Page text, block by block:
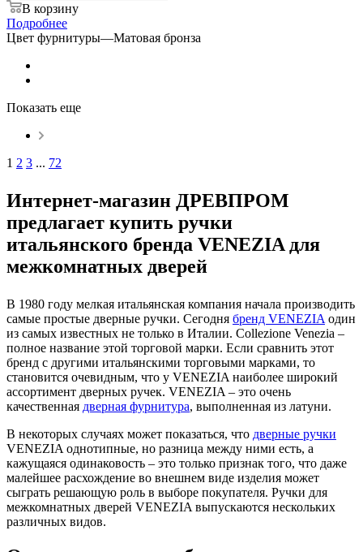
В корзину
Подробнее
Цвет фурнитуры—Матовая бронза
Показать еще
1 2 3 ... 72
Интернет-магазин ДРЕВПРОМ
предлагает купить ручки
итальянского бренда VENEZIA для
межкомнатных дверей
В 1980 году мелкая итальянская компания начала производить
самые простые дверные ручки. Сегодня бренд VENEZIA один
из самых известных не только в Италии. Collezione Venezia –
полное название этой торговой марки. Если сравнить этот
бренд с другими итальянскими торговыми марками, то
становится очевидным, что у VENEZIA наиболее широкий
ассортимент дверных ручек. VENEZIA – это очень
качественная дверная фурнитура, выполненная из латуни.
В некоторых случаях может показаться, что дверные ручки
VENEZIA однотипные, но разница между ними есть, а
кажущаяся одинаковость – это только признак того, что даже
малейшее расхождение во внешнем виде изделия может
сыграть решающую роль в выборе покупателя. Ручки для
межкомнатных дверей VENEZIA выпускаются нескольких
различных видов.